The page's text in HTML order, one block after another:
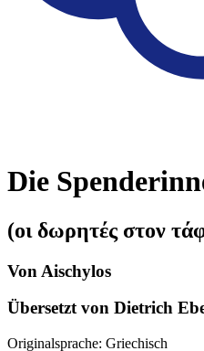
Die
(οι δωρητές στον
Von Aischylos
Übersetzt von Dietrich
Originalsprache: Griechisch